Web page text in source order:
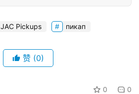
JAC Pickups пикап
赞 (0)
0 0